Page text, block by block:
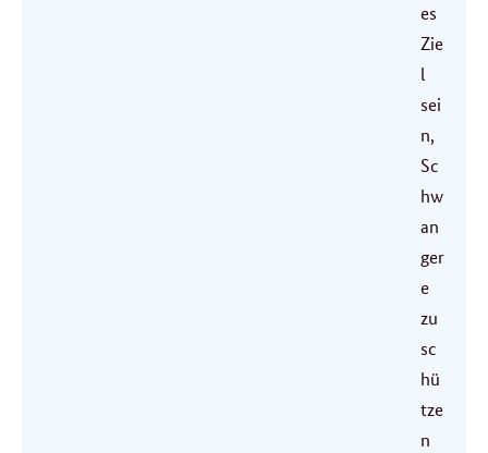
es
Zie
l
sei
n,
Sc
hw
an
ger
e
zu
sc
hü
tze
n